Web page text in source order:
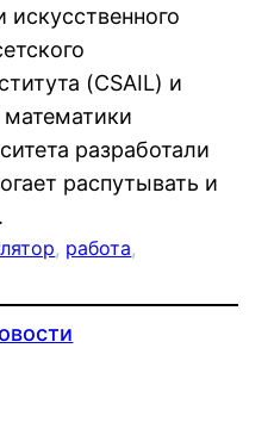
(CSAIL) и
разработали
распутывать и
, работа